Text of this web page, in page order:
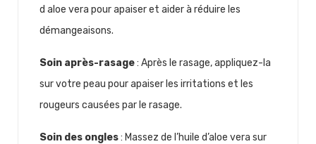
d aloe vera pour apaiser et aider à réduire les
démangeaisons.
Soin après-rasage: Après le rasage, appliquez-la
sur votre peau pour apaiser les irritations et les
rougeurs causées par le rasage.
Soin des ongles: Massez de l’huile d’aloe vera sur